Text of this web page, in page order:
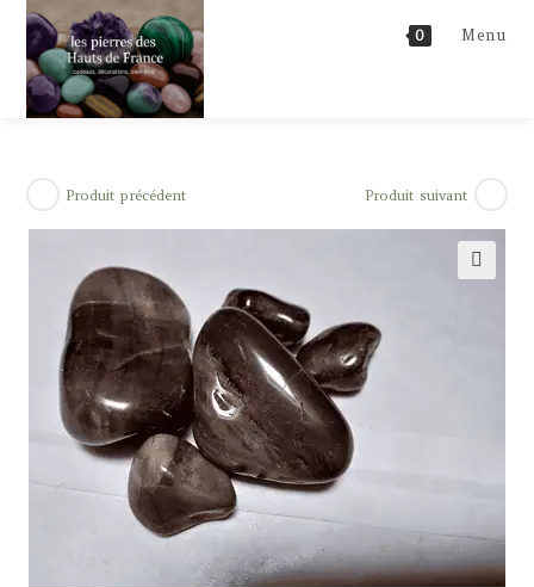
Skip
content
0 Menu
Produit précédent Produit suivant